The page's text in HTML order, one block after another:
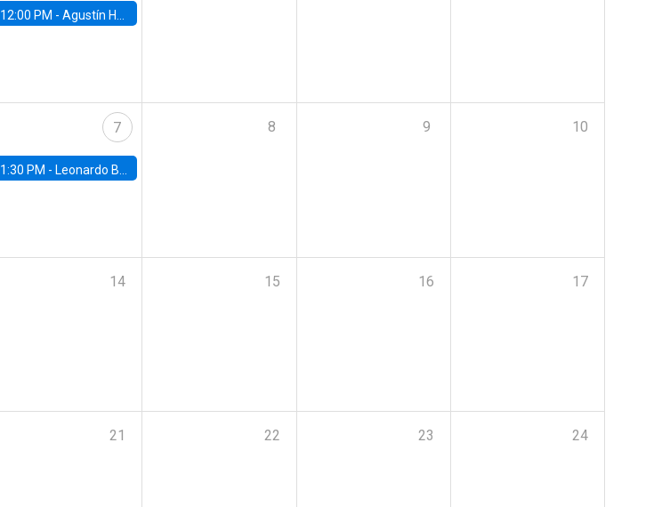
12:00 PM -Agustín Hurtado, University of Maryland
7
1:30 PM - Leonardo Basso, Universidad de Chile
8 9 10
14 15 16 17
21 22 23 24